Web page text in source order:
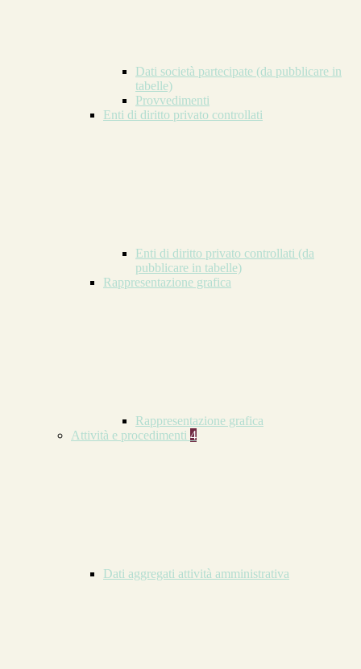
Dati società partecipate (da pubblicare in
tabelle)
Provvedimenti
Enti di diritto privato controllati
Enti di diritto privato controllati (da
pubblicare in tabelle)
Rappresentazione grafica
Rappresentazione grafica
Attività e procedimenti 4
Dati aggregati attività amministrativa